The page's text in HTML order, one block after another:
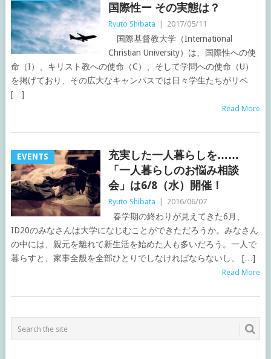
国際性ー その実態は？
Ryuto Shibata 2017/05/11
国際基督教大学（International
Christian University）は、国際性への使
命（I）、キリスト教への使命（C）、そして学問への使命（U）
を掲げており、その広大なキャンパスでは日々学生たちがリベ
[…]
Read More
EVENTS
充実した一人暮らしを……
「一人暮らしのお悩み相談
会」は6/8（水）開催！
Ryuto Shibata 2016/06/07
春学期の終わりが見えてきた6月、
ID20のみなさんは大学になじむことができただろうか。みなさん
の中には、親元を離れて新生活を始めた人も多いだろう。一人で
暮らすと、家事全般を全部ひとりでしなければならないし、 […]
Read More